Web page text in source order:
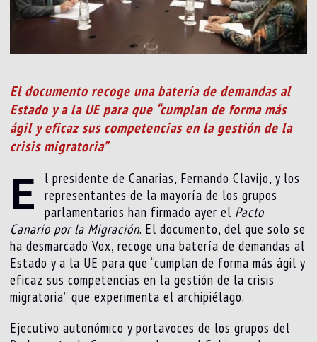
El documento recoge una batería de demandas al
Estado y a la UE para que “cumplan de forma más
ágil y eficaz sus competencias en la gestión de la
crisis migratoria”
E
l presidente de Canarias, Fernando Clavijo, y los
representantes de la mayoría de los grupos
parlamentarios han firmado ayer el Pacto
Canario por la Migración. El documento, del que solo se
ha desmarcado Vox, recoge una batería de demandas al
Estado y a la UE para que “cumplan de forma más ágil y
eficaz sus competencias en la gestión de la crisis
migratoria” que experimenta el archipiélago.
Ejecutivo autonómico y portavoces de los grupos del